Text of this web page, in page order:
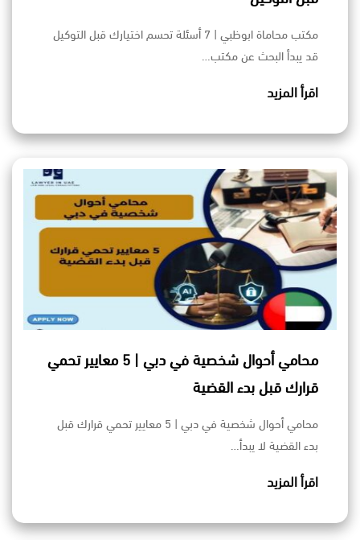
مكتب محاماة ابوظبي | 7 أسئلة تحسم اختيارك قبل التوكيل
قد يبدأ البحث عن مكتب…
اقرأ المزيد
محامي أحوال شخصية في دبي | 5 معايير تحمي
قرارك قبل بدء القضية
محامي أحوال شخصية في دبي | 5 معايير تحمي قرارك قبل
بدء القضية لا يبدأ…
اقرأ المزيد